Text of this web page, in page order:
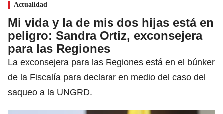
Actualidad
Mi vida y la de mis dos hijas está en
peligro: Sandra Ortiz, exconsejera
para las Regiones
La exconsejera para las Regiones está en el búnker
de la Fiscalía para declarar en medio del caso del
saqueo a la UNGRD.